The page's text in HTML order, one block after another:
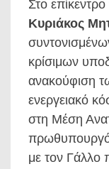
Στο επίκεντρο
Κυριάκος
κρίσιμων
ανακούφιση
ενεργειακό
στη Μέση
με τον Γάλλο